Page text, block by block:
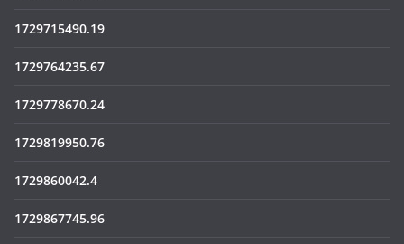
1729715490.19
1729764235.67
1729778670.24
1729819950.76
1729860042.4
1729867745.96